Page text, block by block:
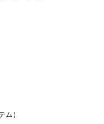
ム）